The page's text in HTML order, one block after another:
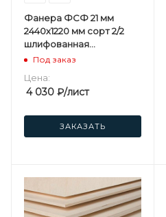
Фанера ФСФ 21 мм
2440х1220 мм сорт 2/2
шлифованная
березовая
Под заказ
Цена:
4 030 ₽/лист
ЗАКАЗАТЬ